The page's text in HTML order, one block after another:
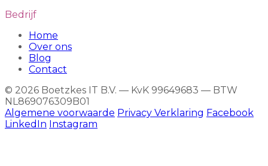
Bedrijf
Home
Over ons
Blog
Contact
© 2026 Boetzkes IT B.V. — KvK 99649683 — BTW
NL869076309B01
Algemene voorwaarde Privacy Verklaring Facebook
LinkedIn Instagram